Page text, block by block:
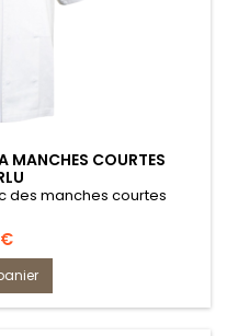
MANCHES COURTES
des manches courtes